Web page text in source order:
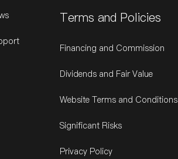
Terms and Policies
Financing and Commission
Dividends and Fair Value
Website Terms and Conditions
Significant Risks
Privacy Policy